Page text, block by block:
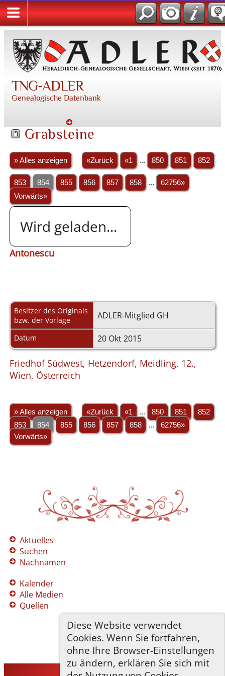
TNG-ADLER
Genealogische Datenbank
Diese Website verwendet
Cookies. Wenn Sie fortfahren,
ohne Ihre Browser-Einstellungen
zu ändern, erklären Sie sich mit
Grabsteine
» Alles anzeigen «Zurück «1 ... 850 851 852
853 854 855 856 857 858 ...
62756»
Vorwärts»
Wird geladen...
Antonescu
Besitzer des Originals
bzw. der Vorlage
ADLER-Mitglied GH
Datum 20 Okt 2015
Friedhof Südwest, Hetzendorf, Meidling, 12.,
Wien, Österreich
» Alles anzeigen «Zurück «1 ... 850 851
852
853
854 855 856 857 858 ...
62756»
Vorwärts»
Aktuelles
Suchen
Nachnamen
Kalender
Alle Medien
Quellen